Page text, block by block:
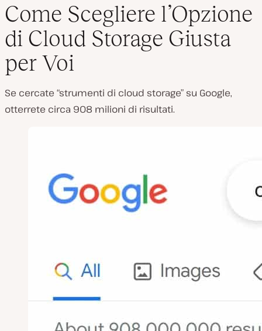
Come Scegliere l’Opzione
di Cloud Storage Giusta
per Voi
Se cercate “strumenti di cloud storage” su Google,
otterrete circa 908 milioni di risultati.